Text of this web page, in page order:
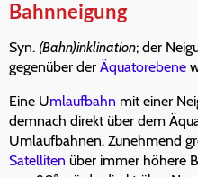
Bahnneigung
Syn. (Bahn)inklination; der
gegenüber der Äquatorebene
Eine Umlaufbahn mit einer
demnach direkt über dem
Umlaufbahnen. Zunehmend
Satelliten über immer höhere